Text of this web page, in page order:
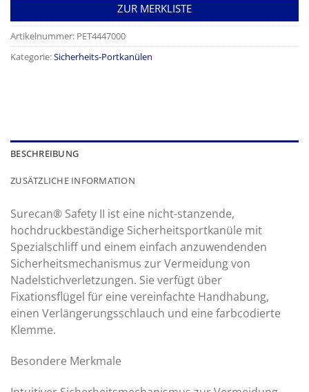
ZUR MERKLISTE
Artikelnummer: PET4447000
Kategorie:Sicherheits-Portkanülen
BESCHREIBUNG
ZUSÄTZLICHE INFORMATION
Surecan® Safety II ist eine nicht-stanzende,
hochdruckbeständige Sicherheitsportkanüle mit
Spezialschliff und einem einfach anzuwendenden
Sicherheitsmechanismus zur Vermeidung von
Nadelstichverletzungen. Sie verfügt über
Fixationsflügel für eine vereinfachte Handhabung,
einen Verlängerungsschlauch und eine farbcodierte
Klemme.
Besondere Merkmale